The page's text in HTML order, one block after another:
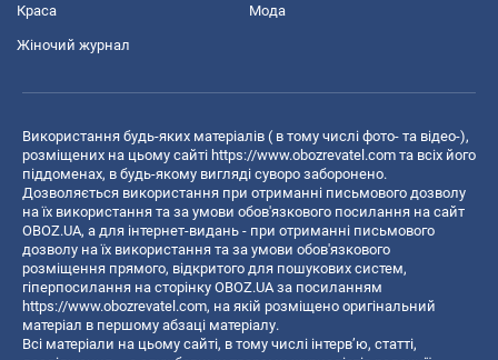
Краса Мода
Жіночий журнал
Використання будь-яких матеріалів ( в тому числі фото- та відео-),
розміщених на цьому сайті https://www.obozrevatel.com та всіх його
піддоменах, в будь-якому вигляді суворо заборонено.
Дозволяється використання при отриманні письмового дозволу
на їх використання та за умови обов'язкового посилання на сайт
OBOZ.UA, а для інтернет-видань - при отриманні письмового
дозволу на їх використання та за умови обов'язкового
розміщення прямого, відкритого для пошукових систем,
гіперпосилання на сторінку OBOZ.UA за посиланням
https://www.obozrevatel.com, на якій розміщено оригінальний
матеріал в першому абзаці матеріалу.
Всі матеріали на цьому сайті, в тому числі інтерв’ю, статті,